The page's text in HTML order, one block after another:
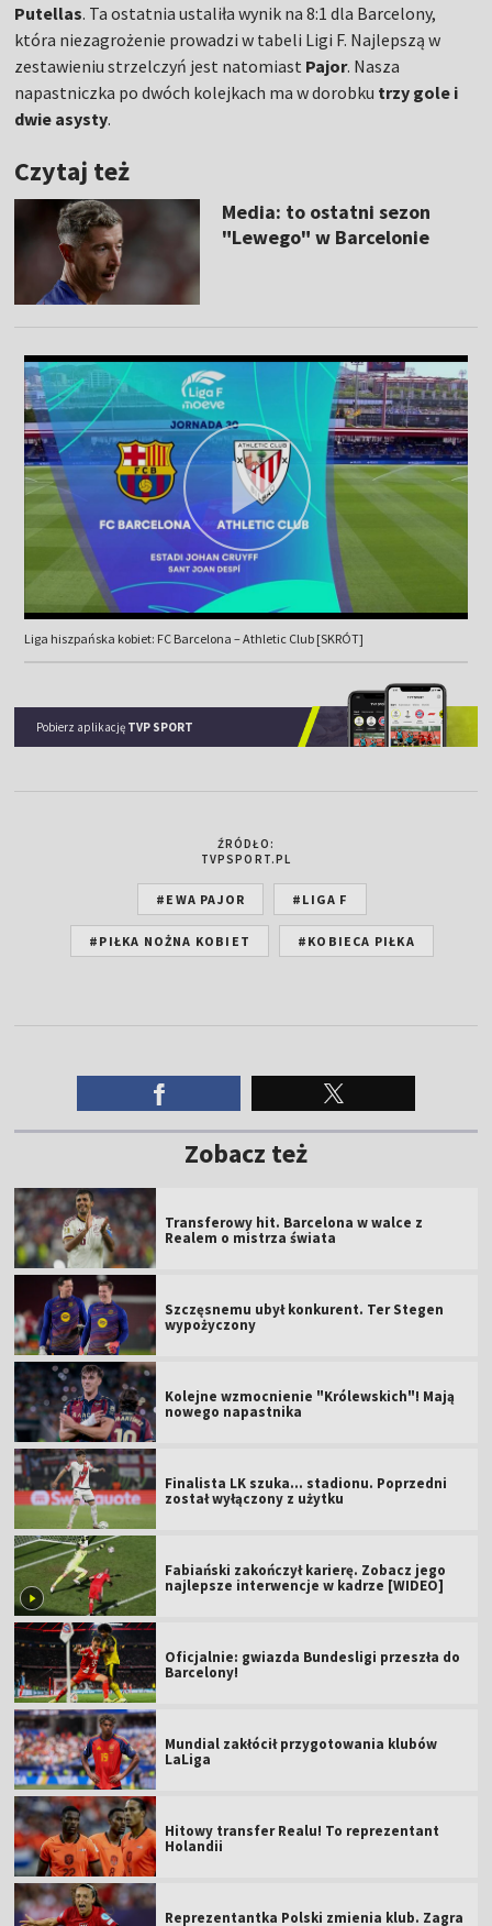
Putellas. Ta ostatnia ustaliła wynik na 8:1 dla Barcelony,
która niezagrożenie prowadzi w tabeli Ligi F. Najlepszą w
zestawieniu strzelczyń jest natomiast Pajor. Nasza
napastniczka po dwóch kolejkach ma w dorobku trzy gole i
dwie asysty.
Czytaj też
Media: to ostatni sezon
"Lewego" w Barcelonie
Liga hiszpańska kobiet: FC Barcelona – Athletic Club [SKRÓT]
Pobierz aplikację TVP SPORT
ŹRÓDŁO:
TVPSPORT.PL
#EWA PAJOR #LIGA F
#PIŁKA NOŻNA KOBIET #KOBIECA PIŁKA
Zobacz też
Transferowy hit. Barcelona w walce z
Realem o mistrza świata
Szczęsnemu ubył konkurent. Ter Stegen
wypożyczony
Kolejne wzmocnienie "Królewskich"! Mają
nowego napastnika
Finalista LK szuka... stadionu. Poprzedni
został wyłączony z użytku
Fabiański zakończył karierę. Zobacz jego
najlepsze interwencje w kadrze [WIDEO]
Oficjalnie: gwiazda Bundesligi przeszła do
Barcelony!
Mundial zakłócił przygotowania klubów
LaLiga
Hitowy transfer Realu! To reprezentant
Holandii
Reprezentantka Polski zmienia klub. Zagra